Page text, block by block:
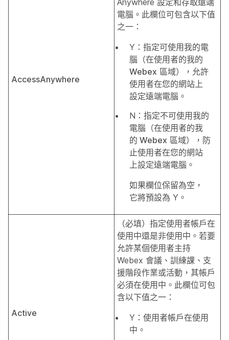
AccessAnywhere
Anywhere 設定和存取遠端
電腦。此欄位可包含以下值
之一：
Y：指定可使用我的電
腦 （在使用者的我的
Webex 區域），允許
使用者在您的網站上
設定遠端電腦。
N：指定不可使用我的
電腦 （在使用者的我
的 Webex 區域），防
止使用者在您的網站
上設定遠端電腦。
如果欄位保留為空，
它將預設為 Y。
Active
（必填）指定使用者帳戶在
使用中還是非使用中。若要
允許某個使用者主持
Webex 會議、訓練課、支
援階段作業或活動，其帳戶
必須在使用中。此欄位可包
含以下值之一：
Y：使用者帳戶在使用
中。